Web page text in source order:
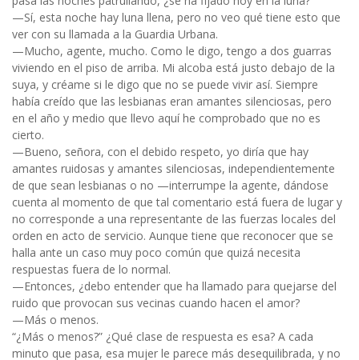
—Sí, esta noche hay luna llena, pero no veo qué tiene esto que
ver con su llamada a la Guardia Urbana.
—Mucho, agente, mucho. Como le digo, tengo a dos guarras
viviendo en el piso de arriba. Mi alcoba está justo debajo de la
suya, y créame si le digo que no se puede vivir así. Siempre
había creído que las lesbianas eran amantes silenciosas, pero
en el año y medio que llevo aquí he comprobado que no es
cierto.
—Bueno, señora, con el debido respeto, yo diría que hay
amantes ruidosas y amantes silenciosas, independientemente
de que sean lesbianas o no —interrumpe la agente, dándose
cuenta al momento de que tal comentario está fuera de lugar y
no corresponde a una representante de las fuerzas locales del
orden en acto de servicio. Aunque tiene que reconocer que se
halla ante un caso muy poco común que quizá necesita
respuestas fuera de lo normal.
—Entonces, ¿debo entender que ha llamado para quejarse del
ruido que provocan sus vecinas cuando hacen el amor?
—Más o menos.
“¿Más o menos?” ¿Qué clase de respuesta es esa? A cada
minuto que pasa, esa mujer le parece más desequilibrada, y no